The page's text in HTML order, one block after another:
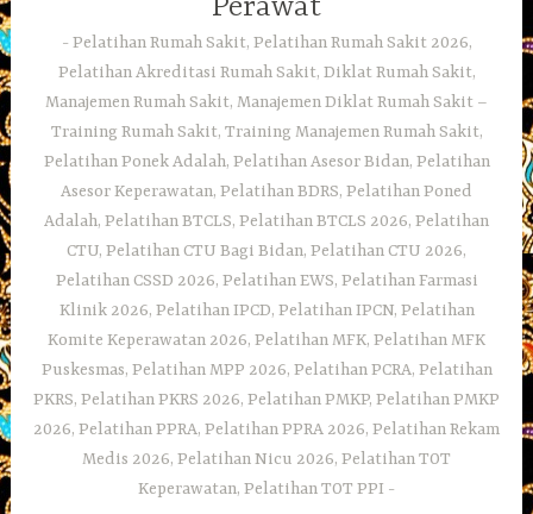
Perawat
Pelatihan Rumah Sakit, Pelatihan Rumah Sakit 2026,
Pelatihan Akreditasi Rumah Sakit, Diklat Rumah Sakit,
Manajemen Rumah Sakit, Manajemen Diklat Rumah Sakit –
Training Rumah Sakit, Training Manajemen Rumah Sakit,
Pelatihan Ponek Adalah, Pelatihan Asesor Bidan, Pelatihan
Asesor Keperawatan, Pelatihan BDRS, Pelatihan Poned
Adalah, Pelatihan BTCLS, Pelatihan BTCLS 2026, Pelatihan
CTU, Pelatihan CTU Bagi Bidan, Pelatihan CTU 2026,
Pelatihan CSSD 2026, Pelatihan EWS, Pelatihan Farmasi
Klinik 2026, Pelatihan IPCD, Pelatihan IPCN, Pelatihan
Komite Keperawatan 2026, Pelatihan MFK, Pelatihan MFK
Puskesmas, Pelatihan MPP 2026, Pelatihan PCRA, Pelatihan
PKRS, Pelatihan PKRS 2026, Pelatihan PMKP, Pelatihan PMKP
2026, Pelatihan PPRA, Pelatihan PPRA 2026, Pelatihan Rekam
Medis 2026, Pelatihan Nicu 2026, Pelatihan TOT
Keperawatan, Pelatihan TOT PPI